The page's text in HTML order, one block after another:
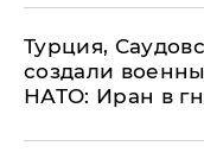
Турция,
создали
НАТО: Иран в